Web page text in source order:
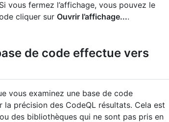
vous fermez l’affichage, vous pouvez le
cliquer sur Ouvrir l’affichage....
de code effectue vers
vous examinez une base de code
précision des CodeQL résultats. Cela est
des bibliothèques qui ne sont pas pris en